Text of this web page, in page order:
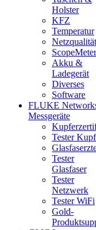
Holster
KFZ
Temperatur
Netzqualität
ScopeMeter
Akku &
Ladegerät
Diverses
Software
FLUKE
Messgeräte
Tester
Tester
Glasfaser
Tester
Netzwerk
Tester WiFi
Gold-